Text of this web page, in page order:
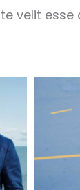
velit